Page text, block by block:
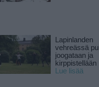
Lapinlanden
vehreässä
joogataan ja
kirppistellään
Lue lisää